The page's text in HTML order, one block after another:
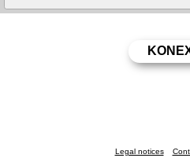
Legal notices